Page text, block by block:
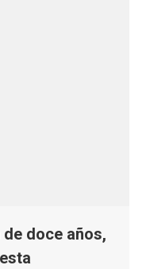
doce años,